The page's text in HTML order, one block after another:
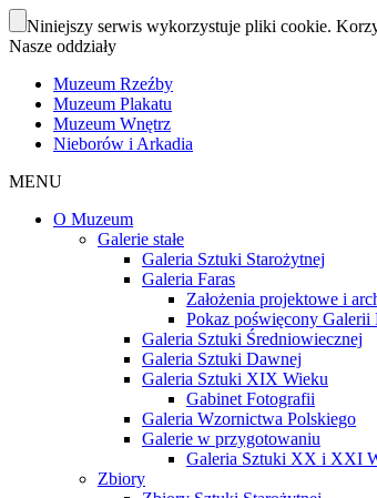
Niniejszy serwis wykorzystuje pliki cookie.
Nasze oddziały
Muzeum Rzeźby
Muzeum Plakatu
Muzeum Wnętrz
Nieborów i Arkadia
MENU
O Muzeum
Galerie stałe
Galeria Sztuki Starożytnej
Galeria Faras
Założenia projektowe i
Pokaz poświęcony
Galeria Sztuki Średniowiecznej
Galeria Sztuki Dawnej
Galeria Sztuki XIX Wieku
Gabinet Fotografii
Galeria Wzornictwa Polskiego
Galerie w przygotowaniu
Galeria Sztuki XX i XXI
Zbiory